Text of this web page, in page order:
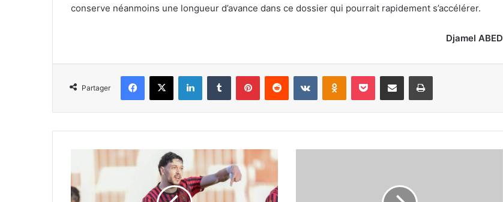
conserve néanmoins une longueur d’avance dans ce dossier qui pourrait rapidement s’accélérer.
Djamel ABED
Partager
Facebook
X LinkedinTumblr PinterestReddit VKontakteOdnoklassniki
Pocket Partager par email Imprimer
d’accord
prolonger